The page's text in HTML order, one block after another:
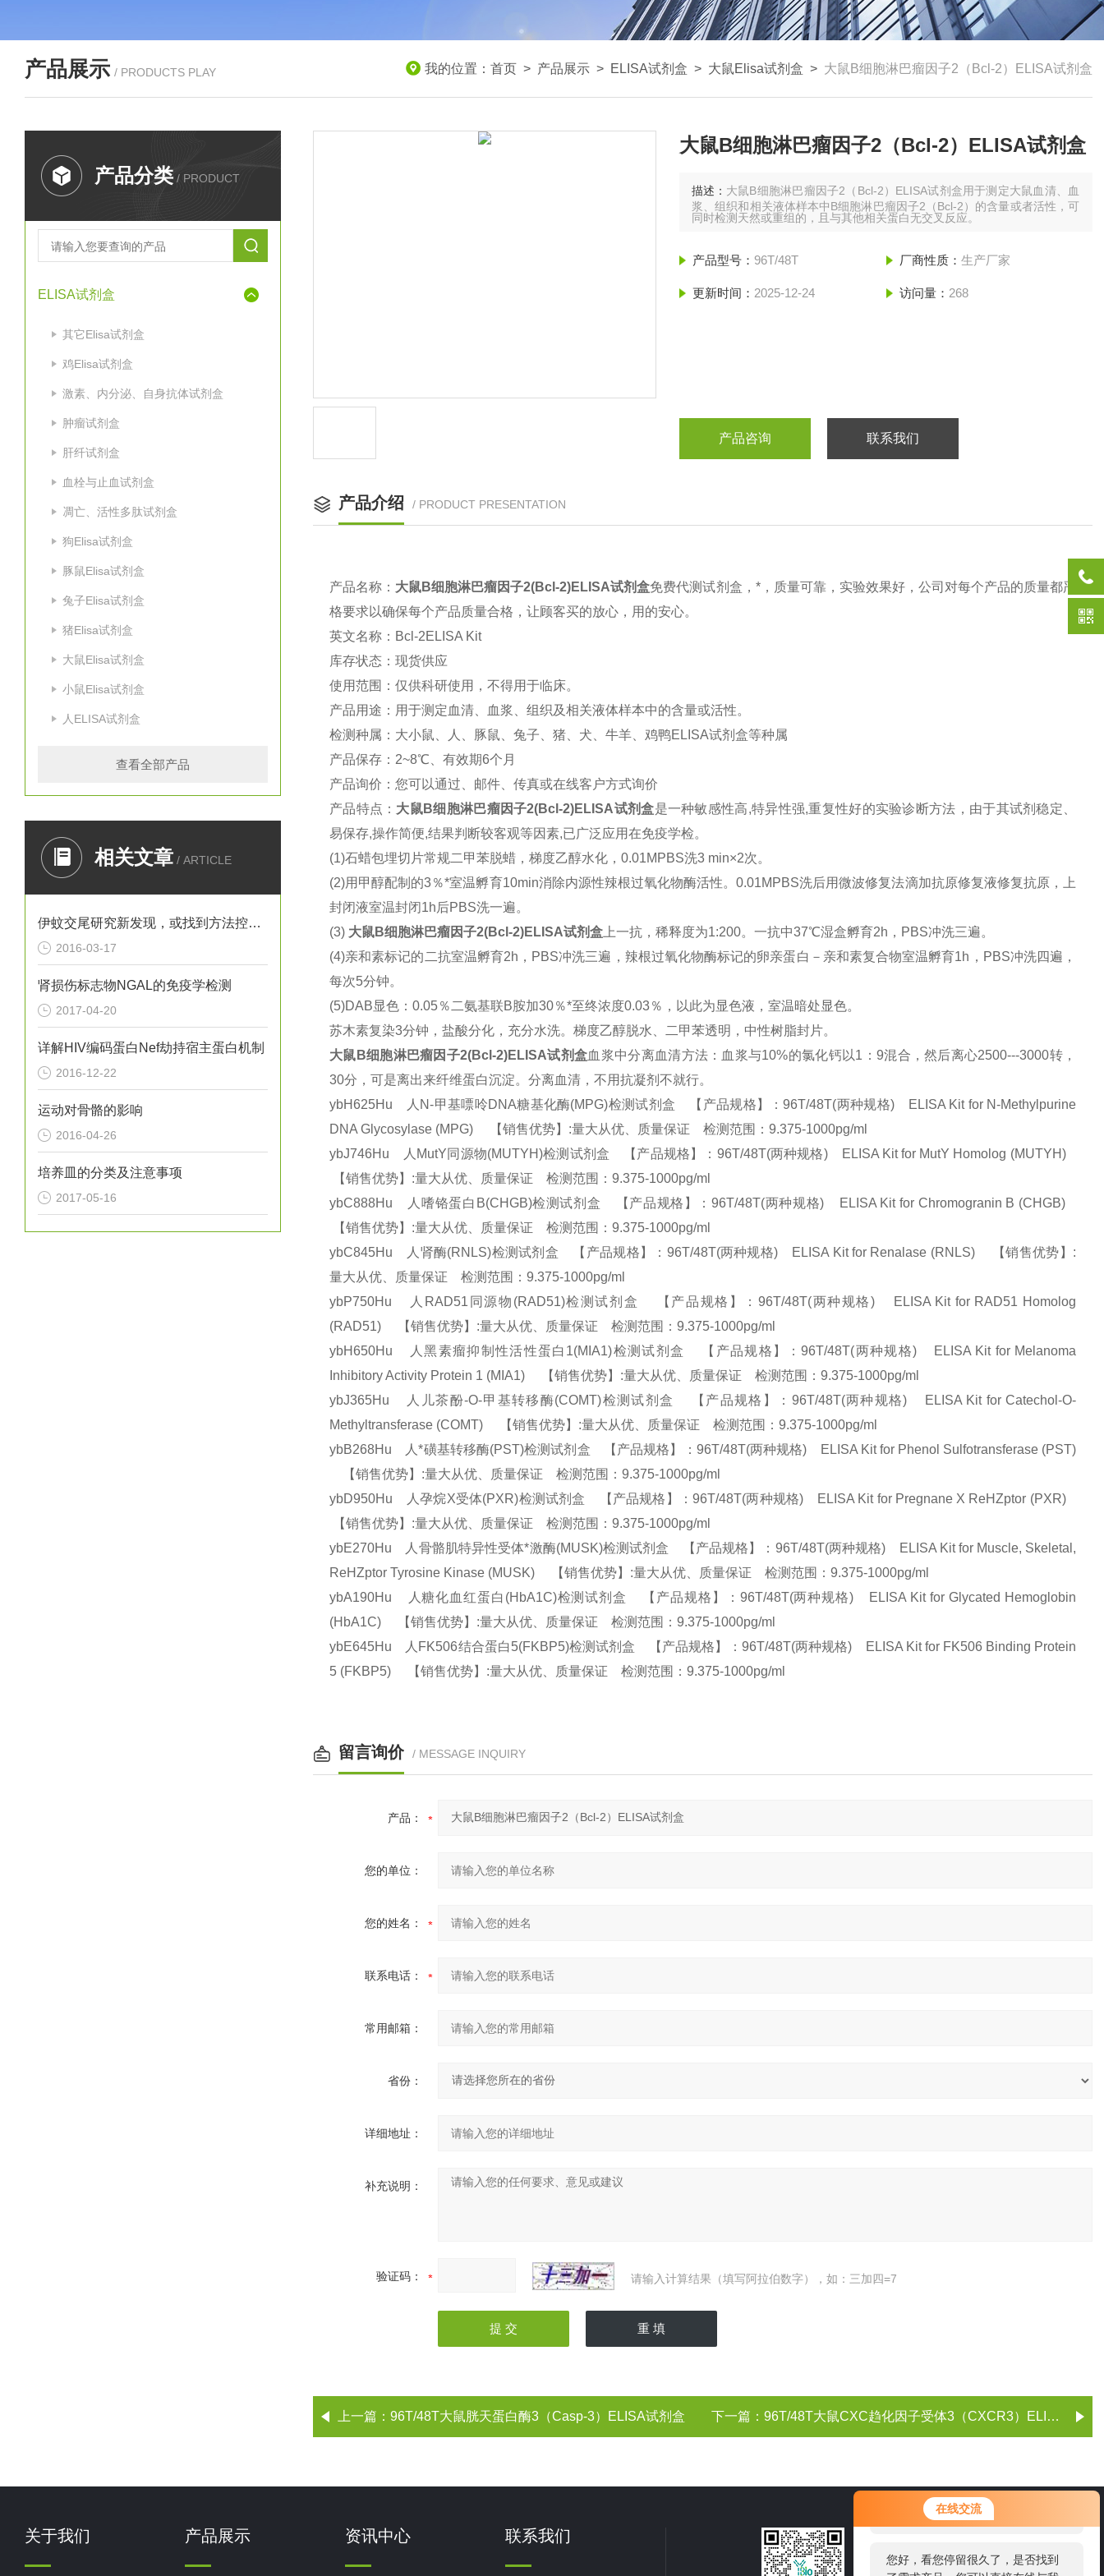
在线交流
您好！欢迎前来咨询，很高兴为您
服务，请问您要咨询什么问题呢？
您好，看您停留很久了，是否找到
产品展示 / PRODUCTS PLAY 我的位置： 首页 > 产品展示 > ELISA试剂盒 > 大鼠Elisa试剂盒 > 大鼠B细胞淋巴瘤因子2（Bcl-2）ELISA试剂盒
产品分类 / PRODUCT
ELISA试剂盒
其它Elisa试剂盒
鸡Elisa试剂盒
激素、内分泌、自身抗体试剂盒
肿瘤试剂盒
肝纤试剂盒
血栓与止血试剂盒
凋亡、活性多肽试剂盒
狗Elisa试剂盒
豚鼠Elisa试剂盒
兔子Elisa试剂盒
猪Elisa试剂盒
大鼠Elisa试剂盒
小鼠Elisa试剂盒
人ELISA试剂盒
查看全部产品
相关文章 / ARTICLE
伊蚊交尾研究新发现，或找到方法控制寨卡病毒
2016-03-17
肾损伤标志物NGAL的免疫学检测
2017-04-20
详解HIV编码蛋白Nef劫持宿主蛋白机制
2016-12-22
运动对骨骼的影响
2016-04-26
培养皿的分类及注意事项
2017-05-16
大鼠B细胞淋巴瘤因子2（Bcl-2）ELISA试剂盒
描述： 大鼠B细胞淋巴瘤因子2（Bcl-2）ELISA试剂盒用于测定大鼠血清、血
浆、组织和相关液体样本中B细胞淋巴瘤因子2（Bcl-2）的含量或者活性，可
同时检测天然或重组的，且与其他相关蛋白无交叉反应。
产品型号： 96T/48T 厂商性质： 生产厂家
更新时间： 2025-12-24 访问量： 268
产品咨询 联系我们
产品介绍 / PRODUCT PRESENTATION
产品名称： 大鼠B细胞淋巴瘤因子2(Bcl-2)ELISA试剂盒免费代测试剂盒，*，质量可靠，实验效果好，公司对每个产品的质量都严
格要求以确保每个产品质量合格，让顾客买的放心，用的安心。
英文名称： Bcl-2ELISA Kit
库存状态：现货供应
使用范围：仅供科研使用，不得用于临床。
产品用途：用于测定血清、血浆、组织及相关液体样本中的含量或活性。
检测种属：大小鼠、人、豚鼠、兔子、猪、犬、牛羊、鸡鸭ELISA试剂盒等种属
产品保存：2~8℃、有效期6个月
产品询价：您可以通过、邮件、传真或在线客户方式询价
产品特点： 大鼠B细胞淋巴瘤因子2(Bcl-2)ELISA试剂盒是一种敏感性高,特异性强,重复性好的实验诊断方法，由于其试剂稳定、
易保存,操作简便,结果判断较客观等因素,已广泛应用在免疫学检。
(1)石蜡包埋切片常规二甲苯脱蜡，梯度乙醇水化，0.01MPBS洗3 min×2次。
(2)用甲醇配制的3％*室温孵育10min消除内源性辣根过氧化物酶活性。0.01MPBS洗后用微波修复法滴加抗原修复液修复抗原，上
封闭液室温封闭1h后PBS洗一遍。
(3) 大鼠B细胞淋巴瘤因子2(Bcl-2)ELISA试剂盒 上一抗，稀释度为1:200。一抗中37℃湿盒孵育2h，PBS冲洗三遍。
(4)亲和素标记的二抗室温孵育2h，PBS冲洗三遍，辣根过氧化物酶标记的卵亲蛋白－亲和素复合物室温孵育1h，PBS冲洗四遍，
每次5分钟。
(5)DAB显色：0.05％二氨基联B胺加30％*至终浓度0.03％，以此为显色液，室温暗处显色。
苏木素复染3分钟，盐酸分化，充分水洗。梯度乙醇脱水、二甲苯透明，中性树脂封片。
大鼠 B细胞淋巴瘤因子2(Bcl-2)ELISA试剂盒血浆中分离血清方法：血浆与10%的氯化钙以1：9混合，然后离心2500---3000转，
30分，可是离出来纤维蛋白沉淀。分离血清，不用抗凝剂不就行。
ybH625Hu 人N-甲基嘌呤DNA糖基化酶(MPG)检测试剂盒 【产品规格】：96T/48T(两种规格) ELISA Kit for N-Methylpurine
DNA Glycosylase (MPG) 【销售优势】:量大从优、质量保证 检测范围：9.375-1000pg/ml
ybJ746Hu 人MutY同源物(MUTYH)检测试剂盒 【产品规格】：96T/48T(两种规格) ELISA Kit for MutY Homolog (MUTYH)
【销售优势】:量大从优、质量保证 检测范围：9.375-1000pg/ml
ybC888Hu 人嗜铬蛋白B(CHGB)检测试剂盒 【产品规格】：96T/48T(两种规格) ELISA Kit for Chromogranin B (CHGB)
【销售优势】:量大从优、质量保证 检测范围：9.375-1000pg/ml
ybC845Hu 人肾酶(RNLS)检测试剂盒 【产品规格】：96T/48T(两种规格) ELISA Kit for Renalase (RNLS) 【销售优势】:
量大从优、质量保证 检测范围：9.375-1000pg/ml
ybP750Hu 人RAD51同源物(RAD51)检测试剂盒 【产品规格】：96T/48T(两种规格) ELISA Kit for RAD51 Homolog
(RAD51) 【销售优势】:量大从优、质量保证 检测范围：9.375-1000pg/ml
ybH650Hu 人黑素瘤抑制性活性蛋白1(MIA1)检测试剂盒 【产品规格】：96T/48T(两种规格) ELISA Kit for Melanoma
Inhibitory Activity Protein 1 (MIA1) 【销售优势】:量大从优、质量保证 检测范围：9.375-1000pg/ml
ybJ365Hu 人儿茶酚-O-甲基转移酶(COMT)检测试剂盒 【产品规格】：96T/48T(两种规格) ELISA Kit for Catechol-O-
Methyltransferase (COMT) 【销售优势】:量大从优、质量保证 检测范围：9.375-1000pg/ml
ybB268Hu 人*磺基转移酶(PST)检测试剂盒 【产品规格】：96T/48T(两种规格) ELISA Kit for Phenol Sulfotransferase (PST)
【销售优势】:量大从优、质量保证 检测范围：9.375-1000pg/ml
ybD950Hu 人孕烷X受体(PXR)检测试剂盒 【产品规格】：96T/48T(两种规格) ELISA Kit for Pregnane X ReHZptor (PXR)
【销售优势】:量大从优、质量保证 检测范围：9.375-1000pg/ml
ybE270Hu 人骨骼肌特异性受体*激酶(MUSK)检测试剂盒 【产品规格】：96T/48T(两种规格) ELISA Kit for Muscle, Skeletal,
ReHZptor Tyrosine Kinase (MUSK) 【销售优势】:量大从优、质量保证 检测范围：9.375-1000pg/ml
ybA190Hu 人糖化血红蛋白(HbA1C)检测试剂盒 【产品规格】：96T/48T(两种规格) ELISA Kit for Glycated Hemoglobin
(HbA1C) 【销售优势】:量大从优、质量保证 检测范围：9.375-1000pg/ml
ybE645Hu 人FK506结合蛋白5(FKBP5)检测试剂盒 【产品规格】：96T/48T(两种规格) ELISA Kit for FK506 Binding Protein
5 (FKBP5) 【销售优势】:量大从优、质量保证 检测范围：9.375-1000pg/ml
留言询价 / MESSAGE INQUIRY
产品：
您的单位：
您的姓名：
联系电话：
常用邮箱：
省份：
详细地址：
补充说明：
验证码： 请输入计算结果（填写阿拉伯数字），如：三加四=7
上一篇： 96T/48T大鼠胱天蛋白酶3（Casp-3）ELISA试剂盒 下一篇： 96T/48T大鼠CXC趋化因子受体3（CXCR3）ELISA试剂盒
关于我们 产品展示 资讯中心 联系我们